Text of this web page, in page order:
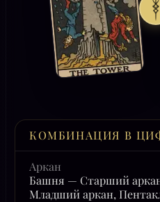
КОМБИНАЦИЯ В
Аркан
Башня — Старший
Младший аркан,